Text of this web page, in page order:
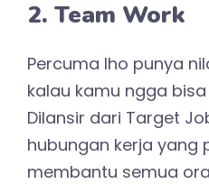
2. Team Work
Percuma lho punya
kalau kamu ngga
Dilansir dari Target
hubungan kerja yang
membantu semua